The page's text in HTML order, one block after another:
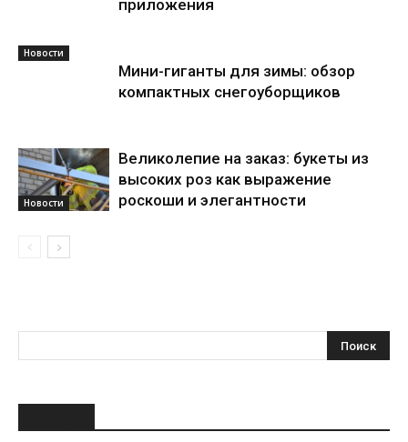
приложения
Новости
Мини-гиганты для зимы: обзор
компактных снегоуборщиков
Новости
Великолепие на заказ: букеты из
высоких роз как выражение
роскоши и элегантности